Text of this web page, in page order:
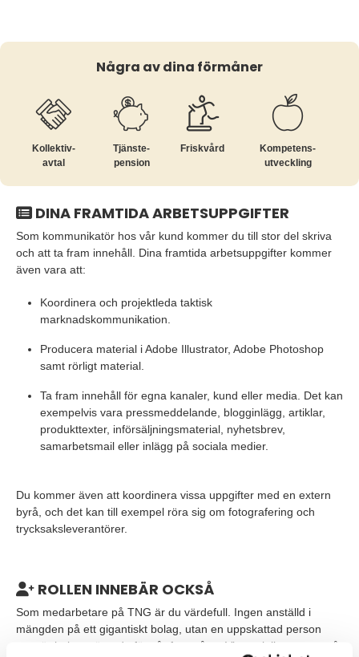
Några av dina förmåner
Kollektiv­
avtal
Tjänste­
pension
Friskvård
Kompetens­
utveckling
DINA FRAMTIDA ARBETSUPPGIFTER
Som kommunikatör hos vår kund kommer du till stor del skriva
och att ta fram innehåll. Dina framtida arbetsuppgifter kommer
även vara att:
Koordinera och projektleda taktisk
marknadskommunikation.
Producera material i Adobe Illustrator, Adobe Photoshop
samt rörligt material.
Ta fram innehåll för egna kanaler, kund eller media. Det kan
exempelvis vara pressmeddelande, blogginlägg, artiklar,
produkttexter, införsäljningsmaterial, nyhetsbrev,
samarbetsmail eller inlägg på sociala medier.
Du kommer även att koordinera vissa uppgifter med en extern
byrå, och det kan till exempel röra sig om fotografering och
trycksaksleverantörer.
ROLLEN INNEBÄR OCKSÅ
Som medarbetare på TNG är du värdefull. Ingen anställd i
mängden på ett gigantiskt bolag, utan en uppskattad person
som är helt avgörande för vår framgång. Vi specialiserar oss på